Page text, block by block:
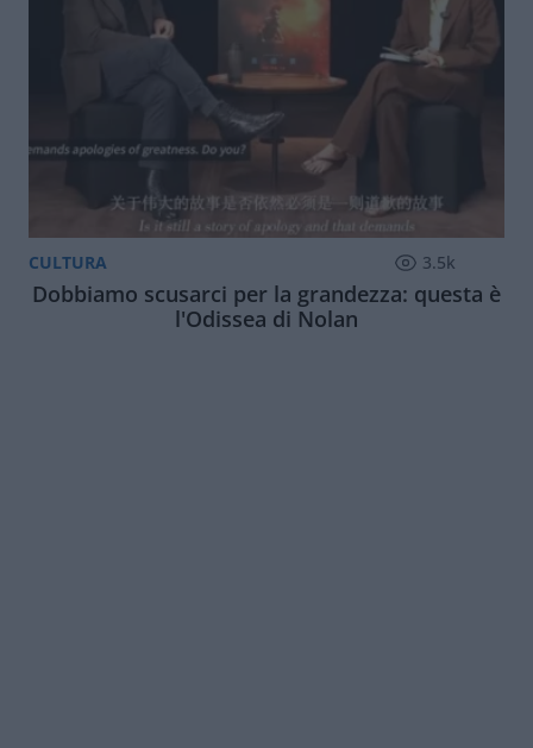
CULTURA 3.5k
Dobbiamo scusarci per la grandezza: questa è
l'Odissea di Nolan